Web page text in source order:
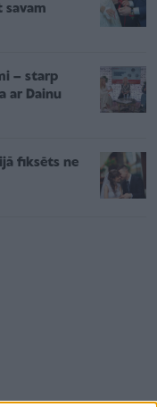
savam
– starp
ar Dainu
fiksēts ne